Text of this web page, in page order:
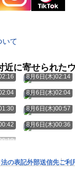
いて
近に寄せられた
8月6日(木)02:14
8月6日(木)02:04
8月6日(木)00:57
8月6日(木)00:36
の表記外部送信先ご利